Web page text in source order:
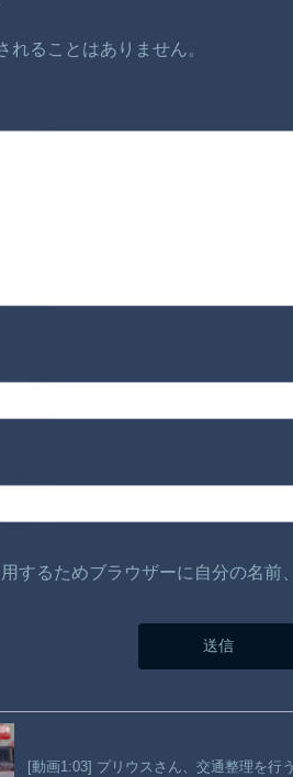
れることはありません。
するためブラウザーに自分の名
[動画1:03] プリウスさん、交通整理を行